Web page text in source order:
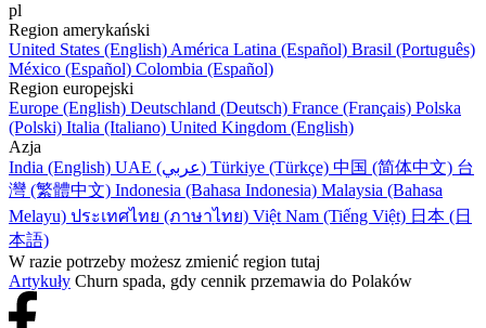
pl
Region amerykański
United States (English) América Latina (Español) Brasil (Português)
México (Español) Colombia (Español)
Region europejski
Europe (English) Deutschland (Deutsch) France (Français) Polska
(Polski) Italia (Italiano) United Kingdom (English)
Azja
India (English)
UAE (عربي) Türkiye (Türkçe) 中国 (简体中文) 台
灣 (繁體中文) Indonesia (Bahasa Indonesia) Malaysia (Bahasa
Melayu) ประเทศไทย (ภาษาไทย) Việt Nam (Tiếng Việt) 日本 (日
本語)
W razie potrzeby możesz zmienić region tutaj
Artykuły Churn spada, gdy cennik przemawia do Polaków